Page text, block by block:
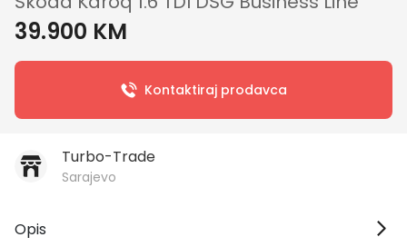
39.900 KM
Kontaktiraj prodavca
Turbo-Trade
Sarajevo
Opis